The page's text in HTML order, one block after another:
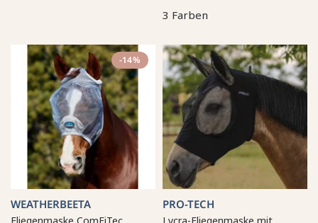
3 Farben
-14%
WEATHERBEETA PRO-TECH